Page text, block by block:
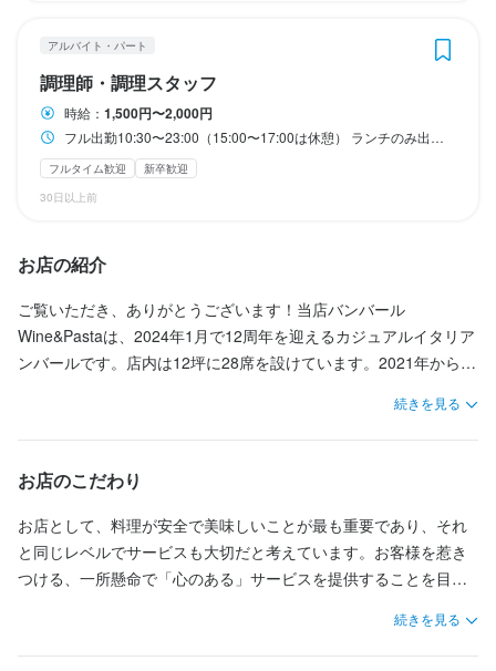
アルバイト・パート
調理師・調理スタッフ
時給： 1,500円〜2,000円
フル出勤10:30〜23:00（15:00〜17:00は休憩） ランチのみ出勤10:30〜15:00 ディナーのみ出勤17:00〜23:00 ※上記時間内で、ランチは3時間〜、ディナーは4時間〜、応相談
フルタイム歓迎
新卒歓迎
30日以上前
お店の紹介
ご覧いただき、ありがとうございます！当店バンバール
Wine&Pastaは、2024年1月で12周年を迎えるカジュアルイタリア
ンバールです。店内は12坪に28席を設けています。2021年からは
続きを見る
お店のこだわり
お店として、料理が安全で美味しいことが最も重要であり、それ
と同じレベルでサービスも大切だと考えています。お客様を惹き
つける、一所懸命で「心のある」サービスを提供することを目指
また、店舗には多くの権限が委譲されているため、料理人やサー
続きを見る
毎週日曜の定休日＋３〜４日
（夏季休暇、冬季休暇、それぞれ基本４〜５連休あり）
・有給休暇
・忌引休暇
待遇
・交通費全額支給
・まかないは無料
・年1回の社員旅行（2019年はナポリ・2020〜2022年は中止）
・繁盛店視察補助
・社員独立制度
まかない・食事補助あり
独立支援制度あり
独立実績あり
特徴
長期勤務歓迎
週2日からOK
休日・休暇
シフト制
（店舗としては週1『日曜』定休、それと夏季休暇、冬季休暇がそ
待遇
・現場体験を1日してから入社判断もできます
まかない・食事補助あり 制服貸与 社員登用制度あり 髪型自由
特徴
履歴書不要 学歴不問 未経験者歓迎 独立希望者歓迎 新卒歓迎
第二新卒歓迎
Uターン・Iターン歓迎
大学生歓迎 留学生歓迎 主婦・主夫歓迎
女性活躍中